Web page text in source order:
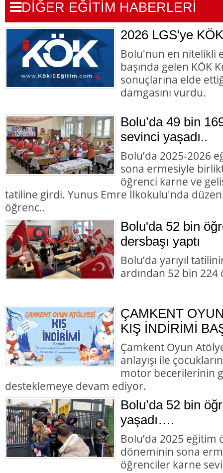
DİĞER EĞİTİM HABERLERİ
2026 LGS'ye
Bolu'nun en nitelikli
başında gelen KÖK
sonuçlarına elde
damgasını vurdu.
Bolu’da 49 bin
sevinci yaşadı..
Bolu’da 2025-2026
sona ermesiyle
öğrenci karne ve
tatiline girdi. Yunus Emre İlkokulu'nda
öğrenc..
Bolu'da 52 bin
dersbaşı yaptı
Bolu’da yarıyıl
ardından 52 bin 224
ÇAMKENT
KIŞ İNDİRİMİ
Çamkent Oyun
anlayışı ile
motor becerilerinin
desteklemeye devam ediyor.
Bolu’da 52 bin
yaşadı….
Bolu’da 2025 eğitim
döneminin sona
öğrenciler karne